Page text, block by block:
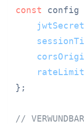
const config
jwtSecret
};
//